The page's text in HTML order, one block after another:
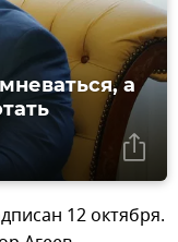
а
12 октября.